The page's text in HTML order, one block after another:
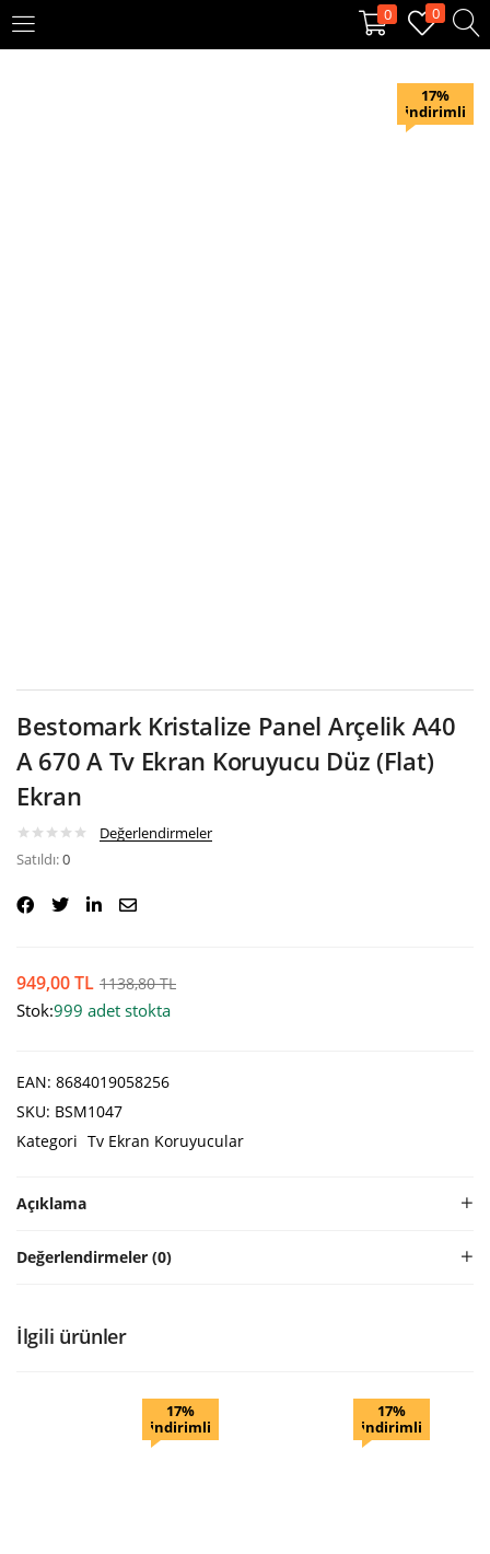
0 0
KAYIT OL
17%
indirimli
Bestomark Kristalize Panel Arçelik A40
A 670 A Tv Ekran Koruyucu Düz (Flat)
Ekran
Değerlendirmeler
Satıldı:0
949,00TL 1138,80TL
Stok:999 adet stokta
EAN: 8684019058256
SKU: BSM1047
Kategori Tv Ekran Koruyucular
Açıklama
Değerlendirmeler (0)
İlgili ürünler
17%
indirimli
17%
indirimli